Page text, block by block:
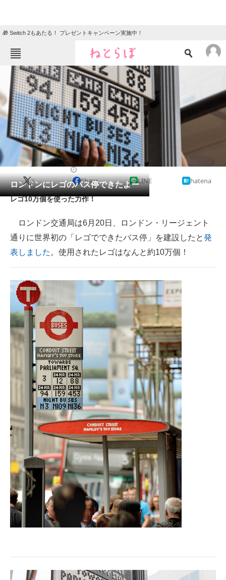
🎁 Switch 2もあたる！ プレゼントキャンペーン実施中！
ねとらぼメニュー
TOP ニュース
エンタメ クイズ
グルメ 地域
住まい 教育・育児
リサーチ
会員記事
注目記事を集めた総合ページ
ITの今と未来を見通す
スマホと通信の最新トレンド
進化するPCとデバイスの未来
好きが集まる 比べて選べる
ビジネスと働き方のヒント
AI活用のいまが分かる
企業ITのトレンドを詳説
経営リーダーのコミュニティ
マーケ×ITの今がよく分かる
ITエンジニア向け専門サイト
企業向けIT製品の総合サイト
IT製品の技術・比較・事例
製造業のIT導入・活用を支援
モノづくり技術者専門サイト
電子設計の基本と応用
ロンドンにレゴのバス停できたよー
X Share LINE hatena
レゴ10万個を使った力作！
ロンドン交通局は6月20日、ロンドン・リージェント
通りに世界初の「レゴでできたバス停」を建設したと発
表しました 。使用されたレゴはなんと約10万個！